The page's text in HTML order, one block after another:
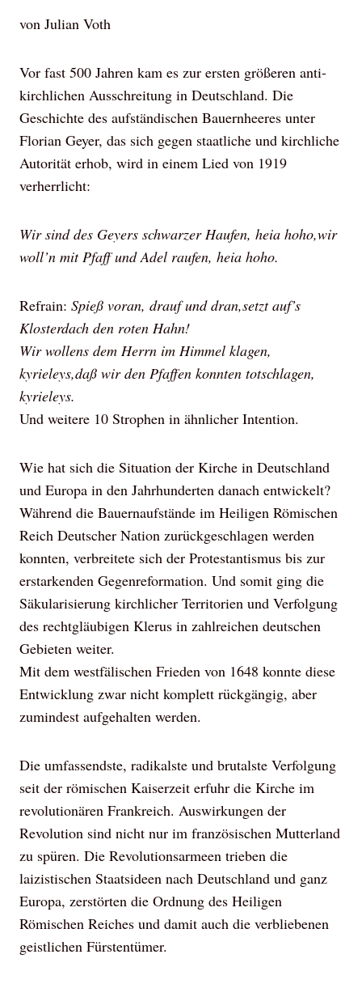
von Julian Voth
Vor fast 500 Jahren kam es zur ersten größeren anti-
kirchlichen Ausschreitung in Deutschland. Die
Geschichte des aufständischen Bauernheeres unter
Florian Geyer, das sich gegen staatliche und kirchliche
Autorität erhob, wird in einem Lied von 1919
verherrlicht:
Wir sind des Geyers schwarzer Haufen, heia hoho,wir
woll’n mit Pfaff und Adel raufen, heia hoho.
Refrain: Spieß voran, drauf und dran,setzt auf’s
Klosterdach den roten Hahn!
Wir wollens dem Herrn im Himmel klagen,
kyrieleys,daß wir den Pfaffen konnten totschlagen,
kyrieleys.
Und weitere 10 Strophen in ähnlicher Intention.
Wie hat sich die Situation der Kirche in Deutschland
und Europa in den Jahrhunderten danach entwickelt?
Während die Bauernaufstände im Heiligen Römischen
Reich Deutscher Nation zurückgeschlagen werden
konnten, verbreitete sich der Protestantismus bis zur
erstarkenden Gegenreformation. Und somit ging die
Säkularisierung kirchlicher Territorien und Verfolgung
des rechtgläubigen Klerus in zahlreichen deutschen
Gebieten weiter.
Mit dem westfälischen Frieden von 1648 konnte diese
Entwicklung zwar nicht komplett rückgängig, aber
zumindest aufgehalten werden.
Die umfassendste, radikalste und brutalste Verfolgung
seit der römischen Kaiserzeit erfuhr die Kirche im
revolutionären Frankreich. Auswirkungen der
Revolution sind nicht nur im französischen Mutterland
zu spüren. Die Revolutionsarmeen trieben die
laizistischen Staatsideen nach Deutschland und ganz
Europa, zerstörten die Ordnung des Heiligen
Römischen Reiches und damit auch die verbliebenen
geistlichen Fürstentümer.